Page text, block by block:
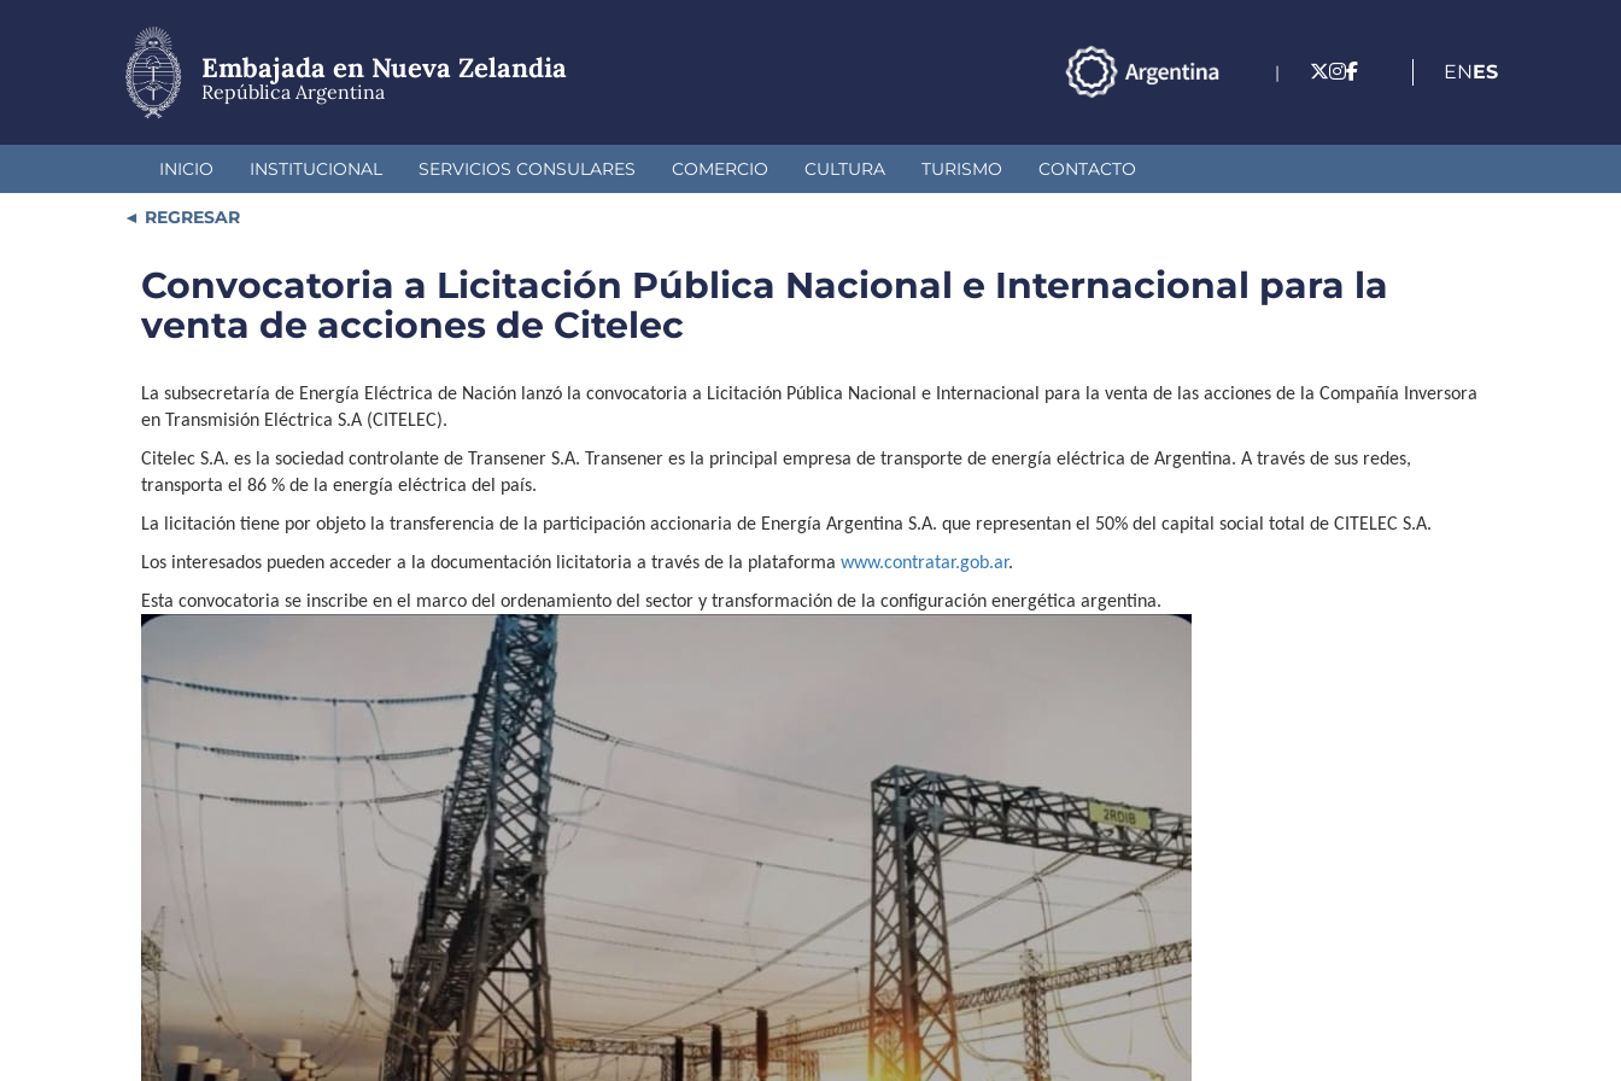
Embajada en Nueva Zelandia
República Argentina
| ENES
INICIO INSTITUCIONAL SERVICIOS CONSULARES COMERCIO CULTURA TURISMO CONTACTO
REGRESAR
Convocatoria a Licitación Pública Nacional e Internacional para la
venta de acciones de Citelec
La subsecretaría de Energía Eléctrica de Nación lanzó la convocatoria a Licitación Pública Nacional e Internacional para la venta de las acciones de la Compañía Inversora
en Transmisión Eléctrica S.A (CITELEC).
Citelec S.A. es la sociedad controlante de Transener S.A. Transener es la principal empresa de transporte de energía eléctrica de Argentina. A través de sus redes,
transporta el 86 % de la energía eléctrica del país.
La licitación tiene por objeto la transferencia de la participación accionaria de Energía Argentina S.A. que representan el 50% del capital social total de CITELEC S.A.
Los interesados pueden acceder a la documentación licitatoria a través de la plataforma www.contratar.gob.ar.
Esta convocatoria se inscribe en el marco del ordenamiento del sector y transformación de la configuración energética argentina.